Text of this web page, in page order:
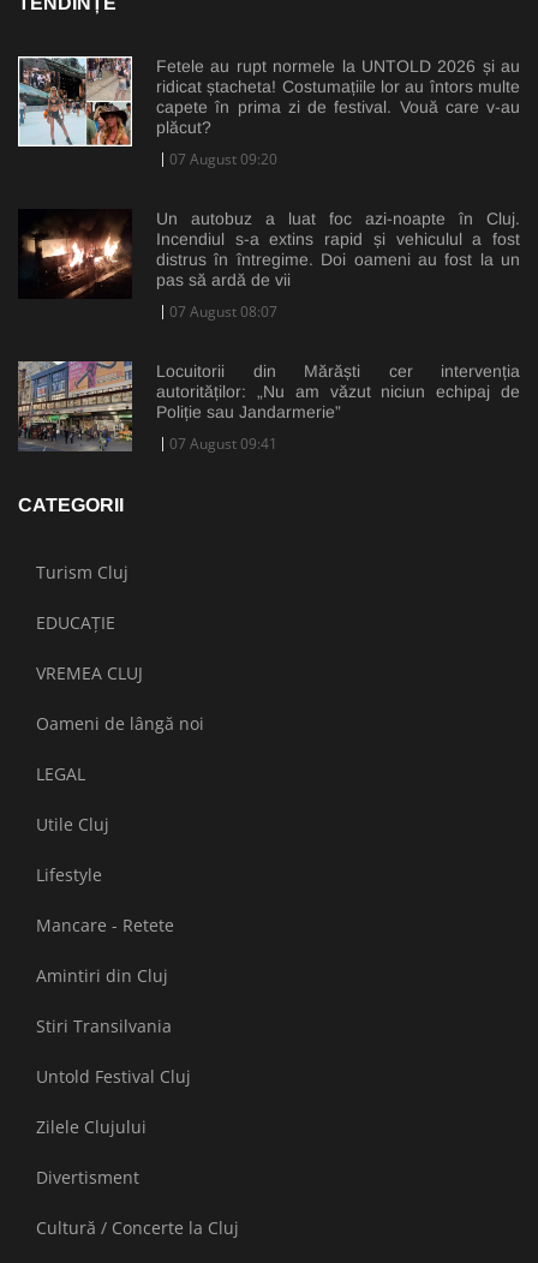
Fetele au rupt normele la UNTOLD 2026 și au
ridicat ștacheta! Costumațiile lor au întors multe
capete în prima zi de festival. Vouă care v-au
plăcut?
07 August 09:20
Un autobuz a luat foc azi-noapte în Cluj.
Incendiul s-a extins rapid și vehiculul a fost
distrus în întregime. Doi oameni au fost la un
pas să ardă de vii
07 August 08:07
Locuitorii din Mărăști cer intervenția
autorităților: „Nu am văzut niciun echipaj de
Poliție sau Jandarmerie”
07 August 09:41
CATEGORII
Turism Cluj
EDUCAȚIE
VREMEA CLUJ
Oameni de lângă noi
LEGAL
Utile Cluj
Lifestyle
Mancare - Retete
Amintiri din Cluj
Stiri Transilvania
Untold Festival Cluj
Zilele Clujului
Divertisment
Cultură / Concerte la Cluj